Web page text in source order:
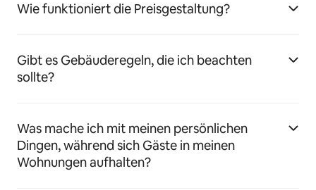
Wie funktioniert die Preisgestaltung?
Gibt es Gebäuderegeln, die ich beachten
sollte?
Was mache ich mit meinen persönlichen
Dingen, während sich Gäste in meinen
Wohnungen aufhalten?